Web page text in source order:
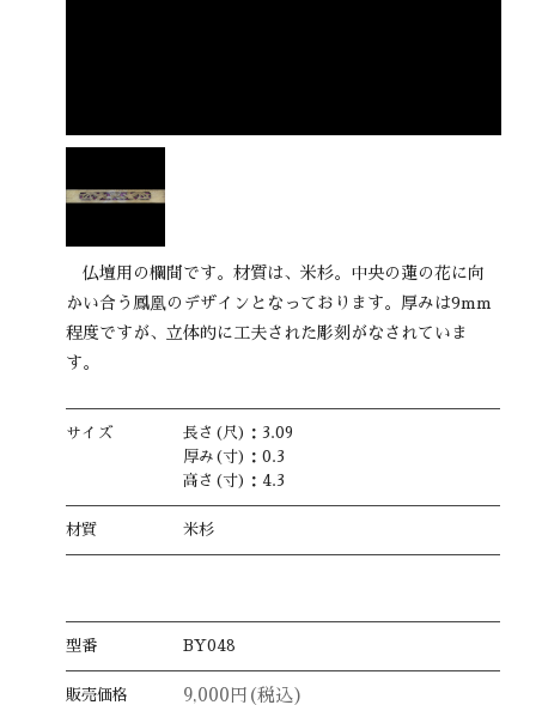
仏壇用の欄間です。材質は、米杉。中央の蓮の花に向
かい合う鳳凰のデザインとなっております。厚みは9mm
程度ですが、立体的に工夫された彫刻がなされていま
す。
サイズ
長さ(尺)：3.09
厚み(寸)：0.3
高さ(寸)：4.3
材質 米杉
型番 BY048
販売価格 9,000円(税込)